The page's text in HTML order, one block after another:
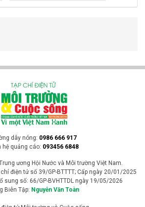
kèm theo mùi hôi tanh, khiến người
những chuyến đi hàng
“hành trình thư giãn”